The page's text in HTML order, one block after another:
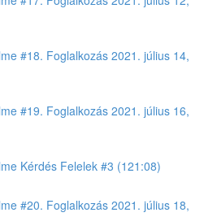
#18. Foglalkozás 2021. július 14,
#19. Foglalkozás 2021. július 16,
Kérdés Felelek #3 (121:08)
#20. Foglalkozás 2021. július 18,